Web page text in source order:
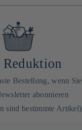
Reduktion
Bestellung, wenn Sie
abonnieren
sind bestimmte Artikel)